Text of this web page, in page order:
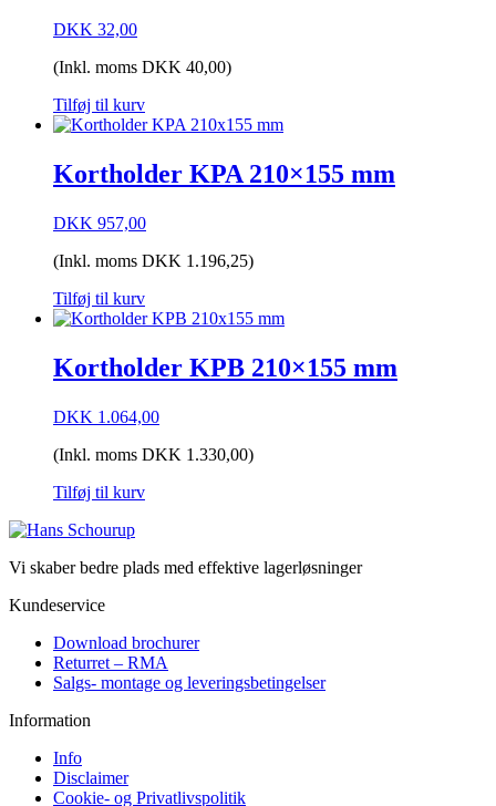
DKK 32,00
(Inkl. moms DKK 40,00)
Tilføj til kurv
Kortholder KPA 210×155 mm
DKK 957,00
(Inkl. moms DKK 1.196,25)
Tilføj til kurv
Kortholder KPB 210×155 mm
DKK 1.064,00
(Inkl. moms DKK 1.330,00)
Tilføj til kurv
Vi skaber bedre plads med effektive lagerløsninger
Kundeservice
Download brochurer
Returret – RMA
Salgs- montage og leveringsbetingelser
Information
Info
Disclaimer
Cookie- og Privatlivspolitik